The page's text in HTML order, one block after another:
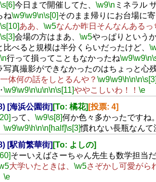
\s[6]今日まで開催してた、 \w9\n ミネラル
ね\w9\w9\n\s[0]そのまま帰りにお台場に
\s[10]ああ、 \w5なんか昨日そんなんあるっ
\s[3]会場の方はまあ、 \w5やっぱりというか
比べると規模は半分くらいだったけど、
\n行って損ってこともなかったね\w9\w9\n
写真撮影ができなかったのはちょっと心
一体何の話をしとるんや？ \w9\w9\h\n\n\s[3]
\w9\w9\n\u\n\n\s[11]ややこしいわ！！ \e
[海浜公園街] [To: 橘花] [投票: 4]
って、 \w9\s[8]何か色々多かったですね。
\w9\w9\h\n\n[half]\s[3]慣れない長瓶なんて
[駅前繁華街] [To: よしの]
そーいえばさーちゃん先生も数学担当だ
大学いたときは、 \w5さぞかし可愛がら
\e